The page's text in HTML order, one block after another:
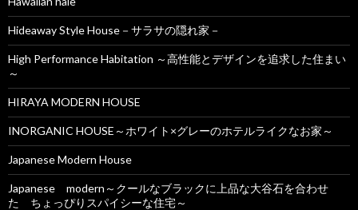
Hideaway Style House－サラサの隠れ家－
High Performance Habitation ～高性能とデザインを追求した住まい
～
HIRAYA MODERN HOUSE
INORGANIC HOUSE～ホワイト×グレーのホテルライクなお家～
Japanese Modern House
Japanese modern～クールなブラックに上品な大谷石を合わせ
た ちょっぴりスパイシーな住宅～